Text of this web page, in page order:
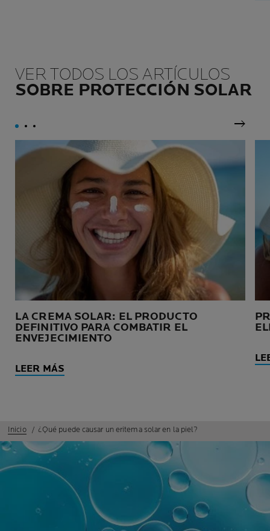
VER TODOS LOS ARTÍCULOS
SOBRE PROTECCIÓN SOLAR
LA CREMA SOLAR: EL PRODUCTO
DEFINITIVO PARA COMBATIR EL
ENVEJECIMIENTO
LEER MÁS
Inicio ¿Qué puede causar un eritema solar en la piel?